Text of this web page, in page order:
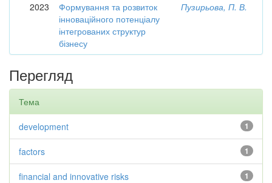
2023
Формування та розвиток
інноваційного потенціалу
інтегрованих структур
бізнесу
Пузирьова, П. В.
Перегляд
Тема
1
development
1
factors
1
financial and innovative risks